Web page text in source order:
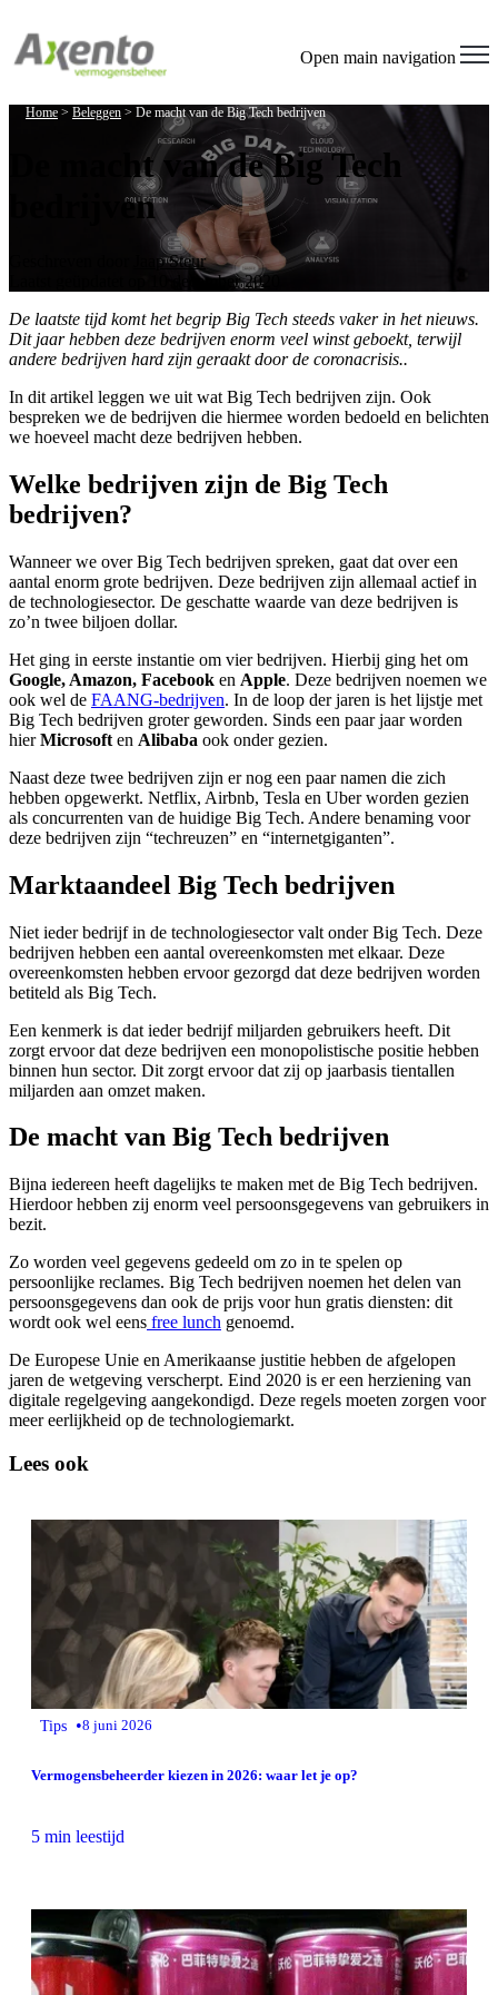
Open main navigation
Home > Beleggen > De macht van de Big Tech bedrijven
De macht van de Big Tech
bedrijven
Jaap Steur
Laatst geüpdatet op 10 december 2020
De laatste tijd komt het begrip Big Tech steeds vaker in het nieuws.
Dit jaar hebben deze bedrijven enorm veel winst geboekt, terwijl
andere bedrijven hard zijn geraakt door de coronacrisis..
In dit artikel leggen we uit wat Big Tech bedrijven zijn. Ook
bespreken we de bedrijven die hiermee worden bedoeld en belichten
we hoeveel macht deze bedrijven hebben.
Welke bedrijven zijn de Big Tech
bedrijven?
Wanneer we over Big Tech bedrijven spreken, gaat dat over een
aantal enorm grote bedrijven. Deze bedrijven zijn allemaal actief in
de technologiesector. De geschatte waarde van deze bedrijven is
zo’n twee biljoen dollar.
Het ging in eerste instantie om vier bedrijven. Hierbij ging het om
Google, Amazon, Facebook en Apple. Deze bedrijven noemen we
ook wel de FAANG-bedrijven. In de loop der jaren is het lijstje met
Big Tech bedrijven groter geworden. Sinds een paar jaar worden
hierMicrosoft en Alibaba ook onder gezien.
Naast deze twee bedrijven zijn er nog een paar namen die zich
hebben opgewerkt. Netflix, Airbnb, Tesla en Uber worden gezien
als concurrenten van de huidige Big Tech. Andere benaming voor
deze bedrijven zijn “techreuzen” en “internetgiganten”.
Marktaandeel Big Tech bedrijven
Niet ieder bedrijf in de technologiesector valt onder Big Tech. Deze
bedrijven hebben een aantal overeenkomsten met elkaar. Deze
overeenkomsten hebben ervoor gezorgd dat deze bedrijven worden
betiteld als Big Tech.
Een kenmerk is dat ieder bedrijf miljarden gebruikers heeft. Dit
zorgt ervoor dat deze bedrijven een monopolistische positie hebben
binnen hun sector. Dit zorgt ervoor dat zij op jaarbasis tientallen
miljarden aan omzet maken.
De macht van Big Tech bedrijven
Bijna iedereen heeft dagelijks te maken met de Big Tech bedrijven.
Hierdoor hebben zij enorm veel persoonsgegevens van gebruikers in
bezit.
Zo worden veel gegevens gedeeld om zo in te spelen op
persoonlijke reclames. Big Tech bedrijven noemen het delen van
persoonsgegevens dan ook de prijs voor hun gratis diensten: dit
wordt ook wel eens free lunch genoemd.
De Europese Unie en Amerikaanse justitie hebben de afgelopen
jaren de wetgeving verscherpt. Eind 2020 is er een herziening van
digitale regelgeving aangekondigd. Deze regels moeten zorgen voor
meer eerlijkheid op de technologiemarkt.
Lees ook
Tips •8 juni 2026
Vermogensbeheerder kiezen in 2026: waar let je op?
5 min leestijd